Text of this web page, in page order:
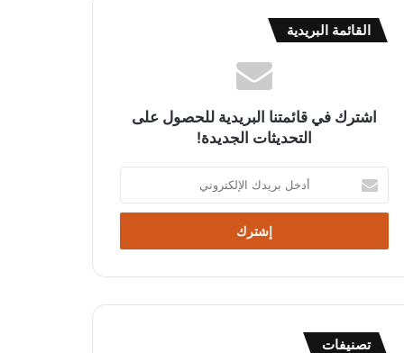
القائمة البريدية
اشترك في قائمتنا البريدية للحصول على
التحديثات الجديدة!
خ
ب
د
تصنيفات